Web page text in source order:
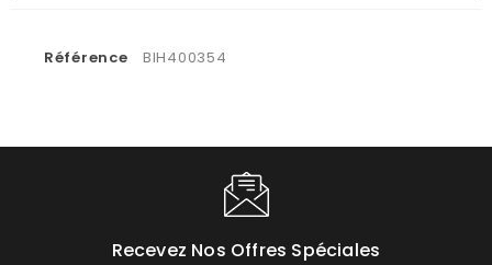
Référence BIH400354
Recevez Nos Offres Spéciales